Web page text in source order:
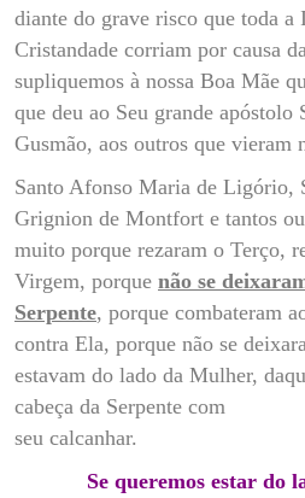
diante do grave risco que toda a
Cristandade corriam por causa
supliquemos à nossa Boa Mãe
que deu ao Seu grande apóstolo
Gusmão, aos outros que vieram
Santo Afonso Maria de Ligório,
Grignion de Montfort e tantos
muito porque rezaram o Terço,
Virgem, porque não se
Serpente, porque combateram
contra Ela, porque não se
estavam do lado da Mulher,
cabeça da Serpente com
seu calcanhar.
Se queremos estar do